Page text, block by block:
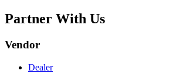
Partner With Us
Vendor
Dealer